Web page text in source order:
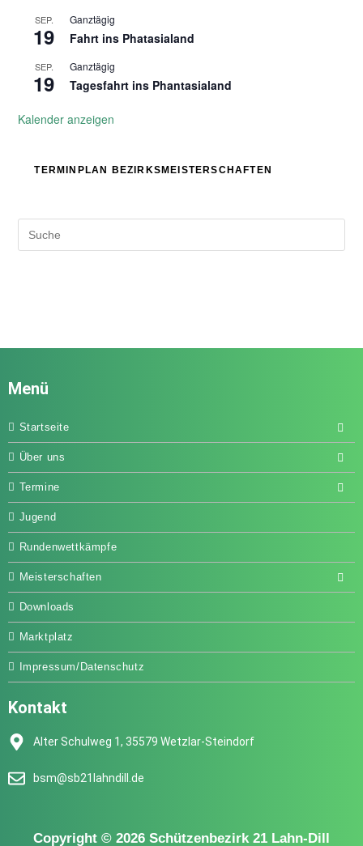
SEP.
19
Ganztägig
Fahrt ins Phatasialand
SEP.
19
Ganztägig
Tagesfahrt ins Phantasialand
Kalender anzeigen
TERMINPLAN BEZIRKSMEISTERSCHAFTEN
Menü
Startseite
Über uns
Termine
Jugend
Rundenwettkämpfe
Meisterschaften
Downloads
Marktplatz
Impressum/Datenschutz
Kontakt
Alter Schulweg 1, 35579 Wetzlar-Steindorf
bsm@sb21lahndill.de
Copyright © 2026 Schützenbezirk 21 Lahn-Dill